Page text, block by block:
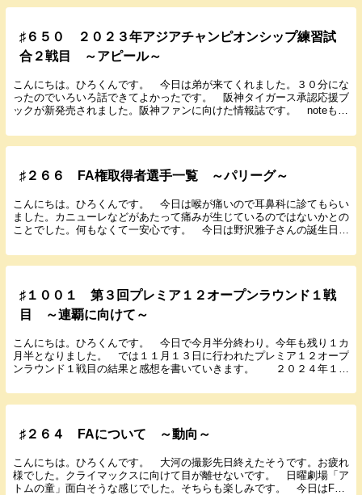
♯６５０ ２０２３年アジアチャンピオンシップ練習試
合２戦目 ～アピール～
こんにちは。ひろくんです。 今日は弟が来てくれました。３０分にな
ったのでいろいろ話できてよかったです。 阪神タイガース承認応援ブ
ックが新発売されました。阪神ファンに向けた情報誌です。 noteもぼ
♯２６６ FA権取得者選手一覧 ～パリーグ～
こんにちは。ひろくんです。 今日は喉が痛いので耳鼻科に診てもらい
ました。カニューレなどがあたって痛みが生じているのではないかとの
ことでした。何もなくて一安心です。 今日は野沢雅子さんの誕生日だ
♯１００１ 第３回プレミア１２オープンラウンド１戦
目 ～連覇に向けて～
こんにちは。ひろくんです。 今日で今月半分終わり。今年も残り１カ
月半となりました。 では１１月１３日に行われたプレミア１２オープ
ンラウンド１戦目の結果と感想を書いていきます。 ２０２４年１１
♯２６４ FAについて ～動向～
こんにちは。ひろくんです。 大河の撮影先日終えたそうです。お疲れ
様でした。クライマックスに向けて目が離せないです。 日曜劇場「ア
トムの童」面白そうな感じでした。そちらも楽しみです。 今日はFA